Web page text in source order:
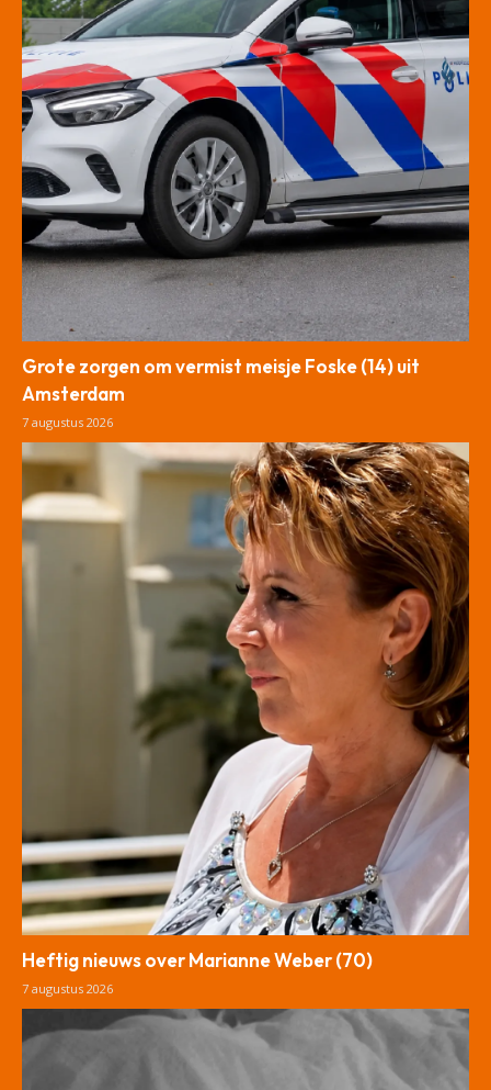
Grote zorgen om vermist meisje Foske (14) uit
Amsterdam
7 augustus 2026
Heftig nieuws over Marianne Weber (70)
7 augustus 2026